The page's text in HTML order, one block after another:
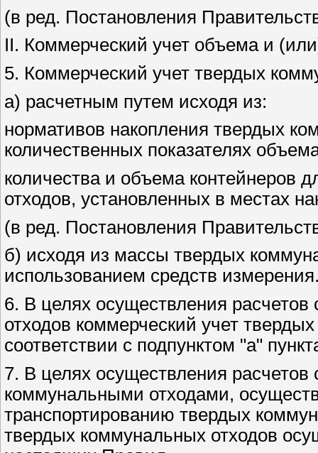
(в ред. Постановления
II. Коммерческий учет объема и
5. Коммерческий учет твердых
а) расчетным путем исходя из:
нормативов накопления твердых
количественных показателях
количества и объема контейнеров
отходов, установленных в местах
(в ред. Постановления
б) исходя из массы твердых
использованием средств
6. В целях осуществления
отходов коммерческий учет
соответствии с подпунктом "а"
7. В целях осуществления
коммунальными отходами,
транспортированию твердых
твердых коммунальных отходов